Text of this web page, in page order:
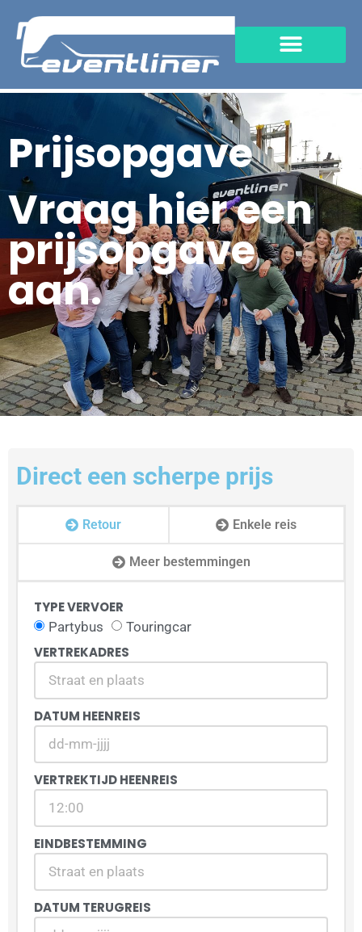
Prijsopgave
Vraag hier een
prijsopgave
aan.
Direct een scherpe prijs
Retour Enkele reis
Meer bestemmingen
TYPE VERVOER
Partybus Touringcar
VERTREKADRES
DATUM HEENREIS
VERTREKTIJD HEENREIS
EINDBESTEMMING
DATUM TERUGREIS